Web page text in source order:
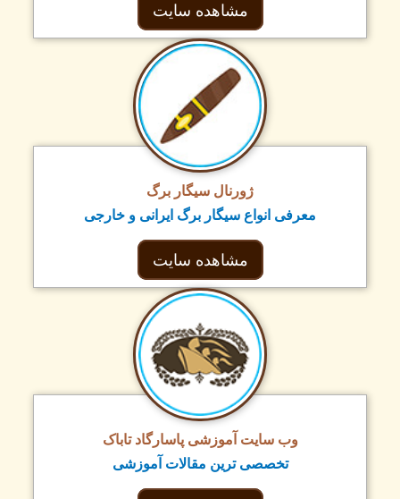
مشاهده سایت
ژورنال سیگار برگ
معرفی انواع سیگار برگ ایرانی و خارجی
مشاهده سایت
وب سایت آموزشی پاسارگاد تاباک
تخصصی ترین مقالات آموزشی